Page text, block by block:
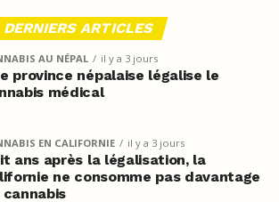
DERNIERS ARTICLES
AU NÉPAL il y a 3 jours
province népalaise légalise le
médical
EN CALIFORNIE il y a 3 jours
ans après la légalisation, la
ne consomme pas davantage
cannabis